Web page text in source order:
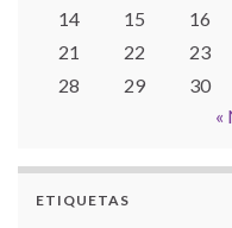
14
15 16
21
22 23
28
29 30
«
ETIQUETAS